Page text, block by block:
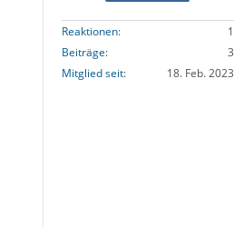
Reaktionen
1
Beiträge
3
Mitglied seit
18. Feb. 2023